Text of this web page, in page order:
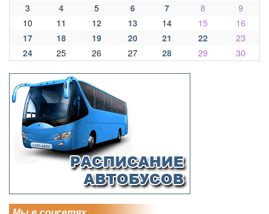
3
4 5 6 7 8
9
10
11 12 13 14 15
16
17
18 19 20 21 22
23
24
25 26 27 28 29 30